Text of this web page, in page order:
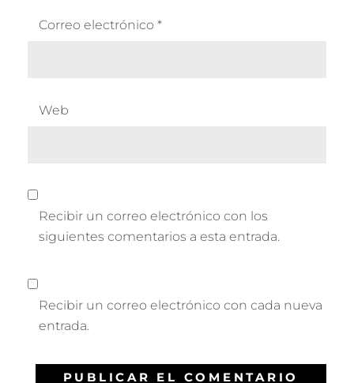
Correo electrónico *
Web
Recibir un correo electrónico con los
siguientes comentarios a esta entrada.
Recibir un correo electrónico con cada nueva
entrada.